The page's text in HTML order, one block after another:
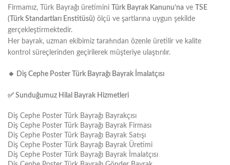
Firmamız, Türk Bayrağı üretimini Türk Bayrak Kanunu’na ve
TSE
(Türk Standartları Enstitüsü) ölçü ve şartlarına uygun şekilde
gerçekleştirmektedir.
Her bayrak, uzman ekibimiz tarafından özenle üretilir ve kalite
kontrol süreçlerinden geçirilerek müşteriye ulaştırılır.
🔸 Diş Cephe Poster Türk Bayrağı Bayrak İmalatçısı
✅ Sunduğumuz Hilal Bayrak Hizmetleri
Diş Cephe Poster Türk Bayrağı Bayrakçısı
Diş Cephe Poster Türk Bayrağı Bayrak Firması
Diş Cephe Poster Türk Bayrağı Bayrak Satışı
Diş Cephe Poster Türk Bayrağı Bayrak Üretimi
Diş Cephe Poster Türk Bayrağı Bayrak İmalatçısı